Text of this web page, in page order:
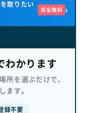
を取りたい
完全無料 ›
わかります
所を選ぶだけで、
ます。
録不要